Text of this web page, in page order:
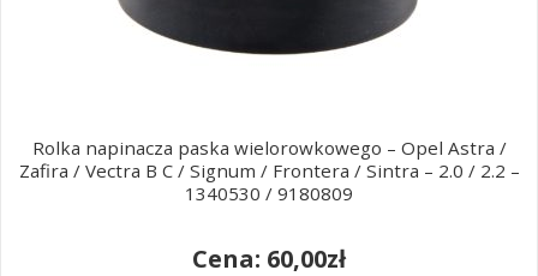
Rolka napinacza paska wielorowkowego – Opel Astra /
Zafira / Vectra B C / Signum / Frontera / Sintra – 2.0 / 2.2 –
1340530 / 9180809
60,00zł